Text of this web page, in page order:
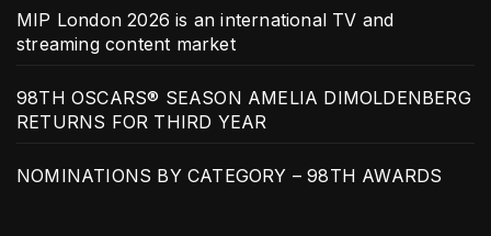
MIP London 2026 is an international TV and
streaming content market
98TH OSCARS® SEASON AMELIA DIMOLDENBERG
RETURNS FOR THIRD YEAR
NOMINATIONS BY CATEGORY – 98TH AWARDS